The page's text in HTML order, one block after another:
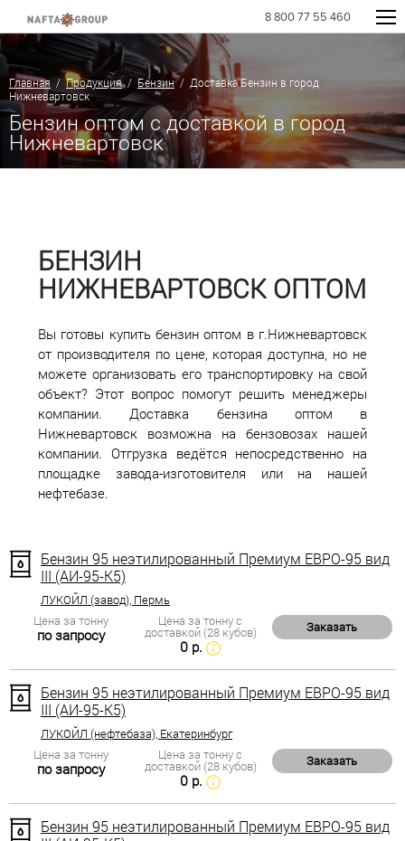
8 800 77 55 460
Главная /Продукция/ Бензин/ Доставка Бензин в город
Нижневартовск
Бензин оптом с доставкой в город
Нижневартовск
БЕНЗИН
НИЖНЕВАРТОВСК ОПТОМ
Вы готовы купить бензин оптом в г.Нижневартовск
от производителя по цене, которая доступна, но не
можете организовать его транспортировку на свой
объект? Этот вопрос помогут решить менеджеры
компании. Доставка бензина оптом в
Нижневартовск возможна на бензовозах нашей
компании. Отгрузка ведётся непосредственно на
площадке завода-изготовителя или на нашей
нефтебазе.
Бензин 95 неэтилированный Премиум ЕВРО-95 вид
III (АИ-95-К5)
ЛУКОЙЛ (завод), Пермь
Цена за тонну
по запросу
Цена за тонну с
доставкой (28 кубов)
0 р.
Заказать
Бензин 95 неэтилированный Премиум ЕВРО-95 вид
III (АИ-95-К5)
ЛУКОЙЛ (нефтебаза), Екатеринбург
Цена за тонну
по запросу
Цена за тонну с
доставкой (28 кубов)
0 р.
Заказать
Бензин 95 неэтилированный Премиум ЕВРО-95 вид